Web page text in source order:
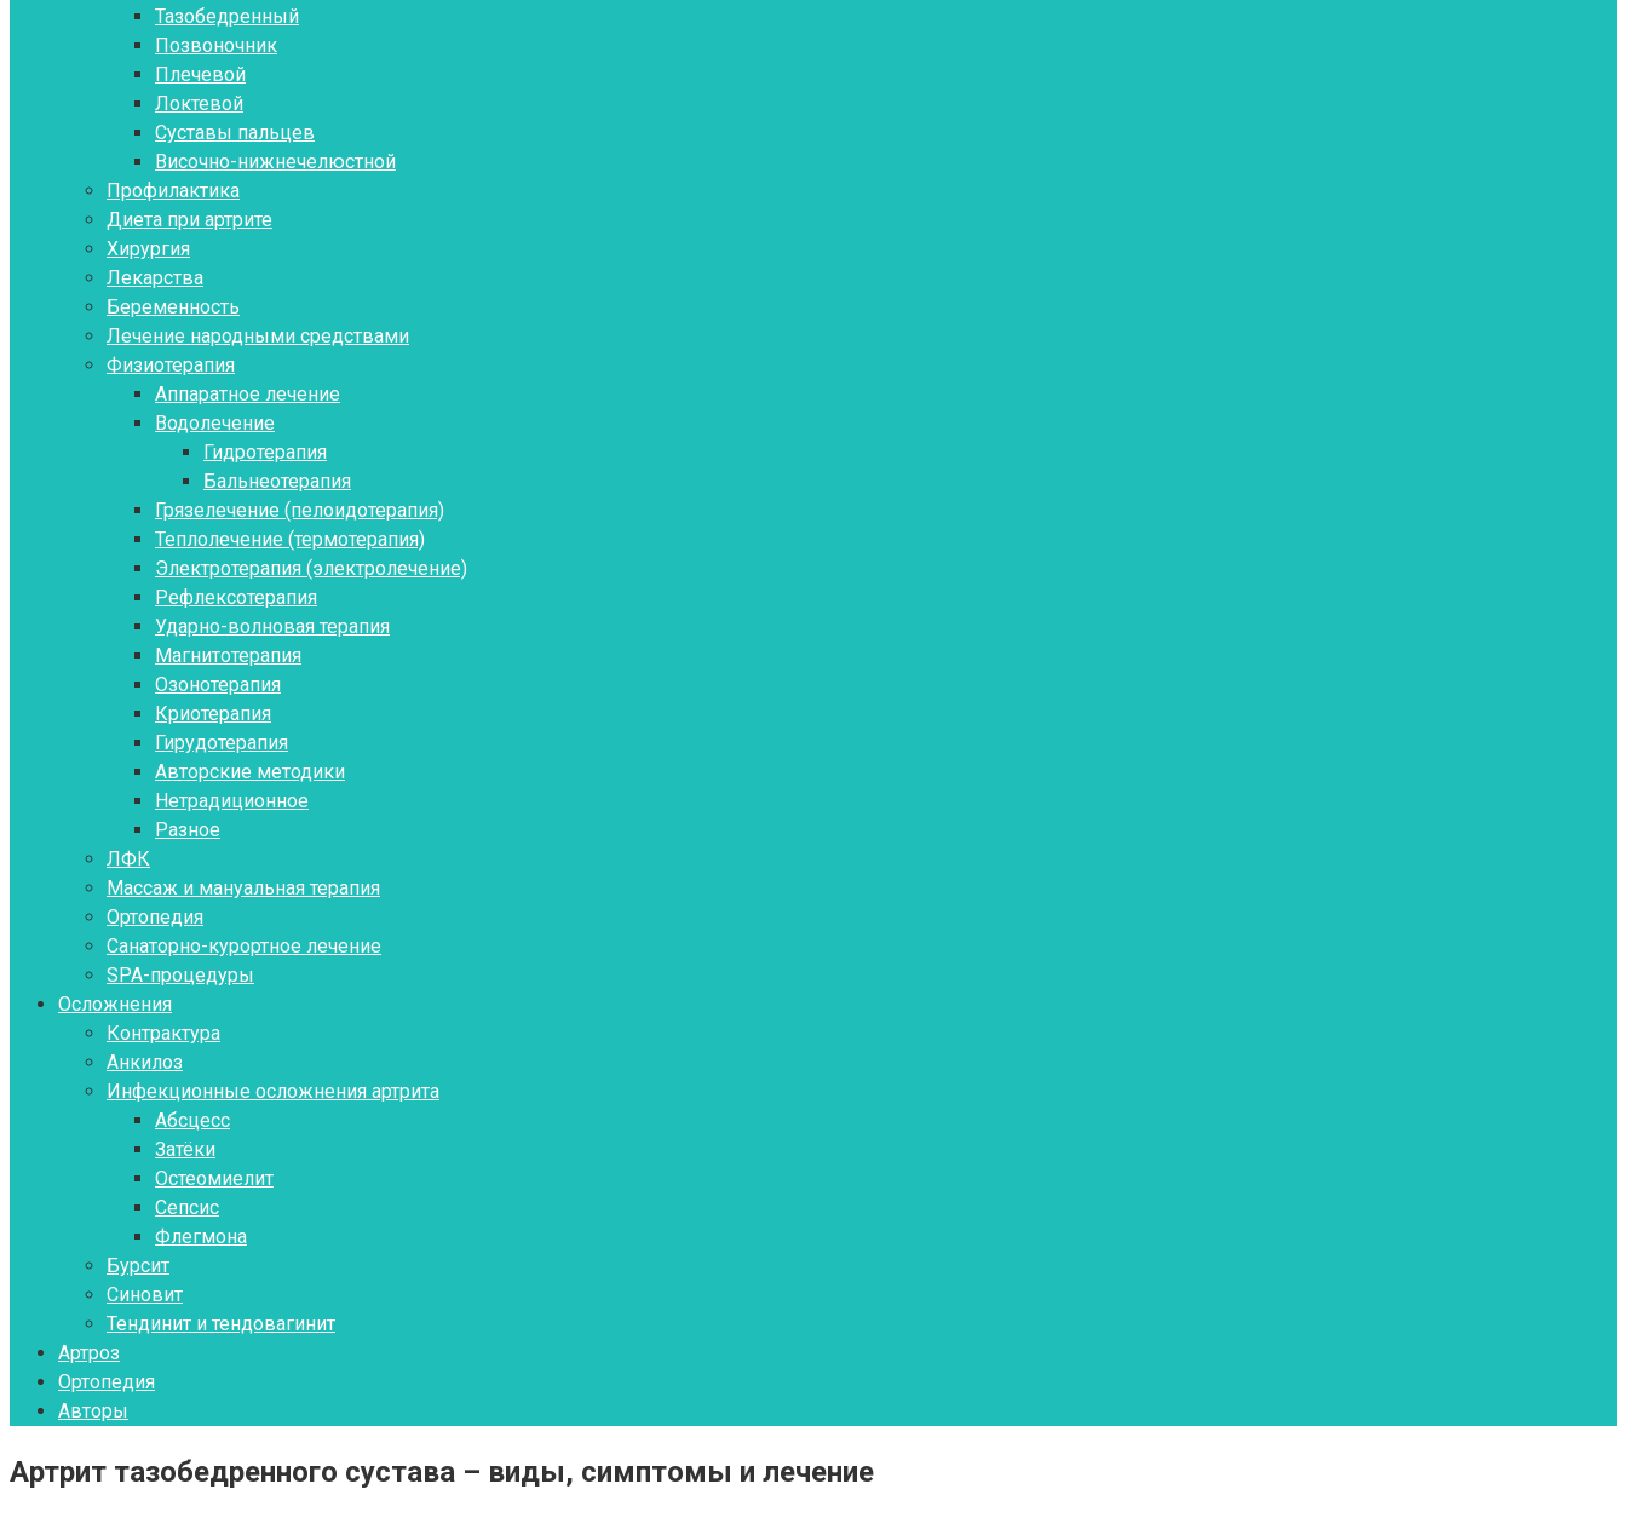
Тазобедренный
Позвоночник
Плечевой
Локтевой
Суставы пальцев
Височно-нижнечелюстной
Профилактика
Диета при артрите
Хирургия
Лекарства
Беременность
Лечение народными средствами
Физиотерапия
Аппаратное лечение
Водолечение
Гидротерапия
Бальнеотерапия
Грязелечение (пелоидотерапия)
Теплолечение (термотерапия)
Электротерапия (электролечение)
Рефлексотерапия
Ударно-волновая терапия
Магнитотерапия
Озонотерапия
Криотерапия
Гирудотерапия
Авторские методики
Нетрадиционное
Разное
ЛФК
Массаж и мануальная терапия
Ортопедия
Санаторно-курортное лечение
SPA-процедуры
Осложнения
Контрактура
Aнкилоз
Инфекционные осложнения артрита
Абсцесс
Затёки
Остеомиелит
Сепсис
Флегмона
Бурсит
Синовит
Тендинит и тендовагинит
Артроз
Ортопедия
Авторы
Артрит тазобедренного сустава – виды, симптомы и лечение